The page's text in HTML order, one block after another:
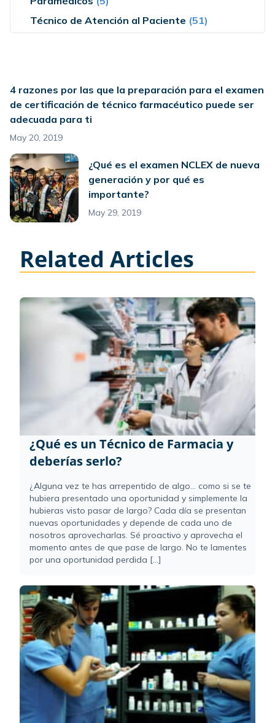
Técnico de Atención al Paciente (51)
4 razones por las que la preparación para el examen
de certificación de técnico farmacéutico puede ser
adecuada para ti
May 20, 2019
¿Qué es el examen NCLEX de nueva
generación y por qué es
importante?
May 29, 2019
Related Articles
¿Qué es un Técnico de Farmacia y
deberías serlo?
¿Alguna vez te has arrepentido de algo... como si se te
hubiera presentado una oportunidad y simplemente la
hubieras visto pasar de largo? Cada día se presentan
nuevas oportunidades y depende de cada uno de
nosotros aprovecharlas. Sé proactivo y aprovecha el
momento antes de que pase de largo. No te lamentes
por una oportunidad perdida [...]